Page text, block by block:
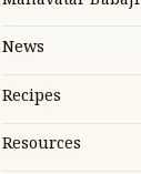
News
Recipes
Resources